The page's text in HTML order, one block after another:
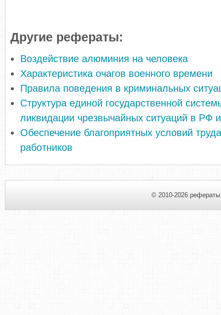
Другие рефераты:
Воздействие алюминия на человека
Характеристика очагов военного времени
Правила поведения в криминальных
Структура единой государственной
ликвидации чрезвычайных ситуаций в РФ
Обеспечение благоприятных условий
работников
© 2010-2026 рефераты